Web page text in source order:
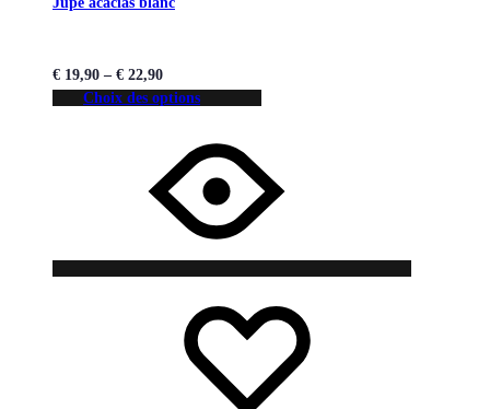
€ 19,90 – € 22,90
Choix des options